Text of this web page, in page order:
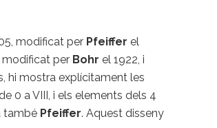
modificat per Pfeifferel
modificat per Bohrel 1922, i
hi mostra explícitament les
0 a VIII, i els elements dels 4
també Pfeiffer. Aquest disseny